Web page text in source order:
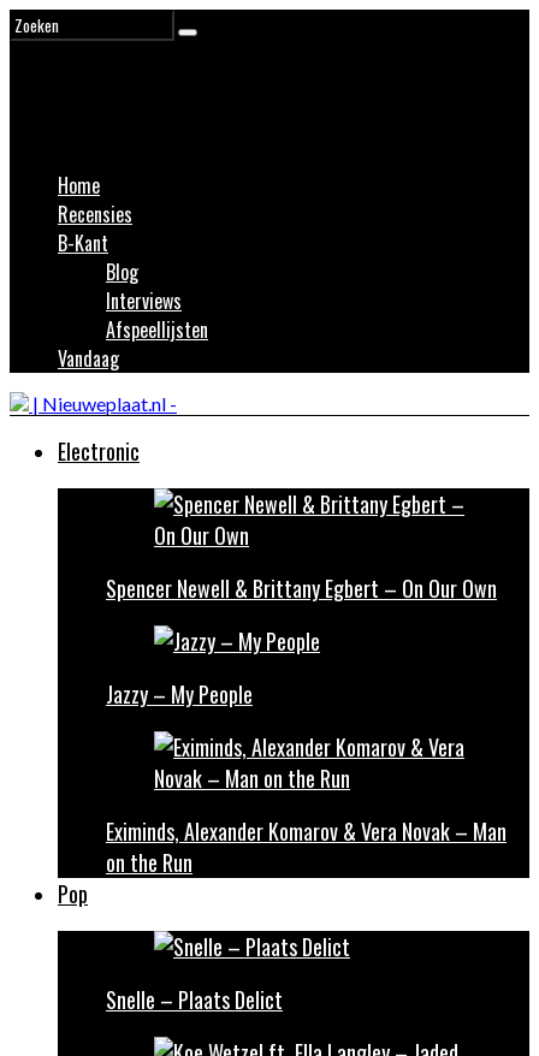
Home
Recensies
B-Kant
Blog
Interviews
Afspeellijsten
Vandaag
Electronic
Spencer Newell & Brittany Egbert – On Our Own
Jazzy – My People
Eximinds, Alexander Komarov & Vera Novak – Man
on the Run
Pop
Snelle – Plaats Delict